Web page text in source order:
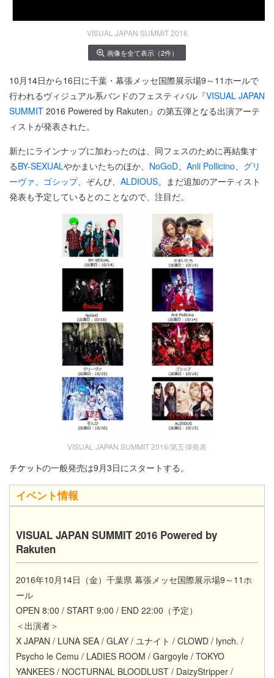
VISUAL JAPAN SUMMIT 2016
画像を全て表示（2件）
10月14日から16日に千葉・幕張メッセ国際展示場9～11ホールで
行われるヴィジュアル系バンドのフェスティバル『VISUAL JAPAN
SUMMIT 2016 Powered by Rakuten』の第五弾となる出演アーテ
ィストが発表された。
新たにラインナップに加わったのは、同フェスのために再結集す
るBY-SEXUALやかまいたちのほか、 NoGoD、 Anli Pollicino、 グリ
ーヴァ、 ゴシップ、ぞんび、 ALDIOUS。まだ追加のアーティスト
発表も予定しているとのことなので、注目だ。
VISUAL JAPAN SUMMIT 2016/第五弾発表
の一般発売は9月3日にスタートする。
イベント情報
VISUAL JAPAN SUMMIT 2016 Powered by
Rakuten
2016年10月14日（金）千葉県 幕張メッセ国際展示場9～11ホ
ール
OPEN 8:00 / START 9:00 / END 22:00（予定）
＜出演者＞
X JAPAN / LUNA SEA / GLAY / ユナイト / CLOWD / lynch. /
Psycho le Cemu / LADIES ROOM / Gargoyle / TOKYO
YANKEES / NOCTURNAL BLOODLUST / DaizyStripper /